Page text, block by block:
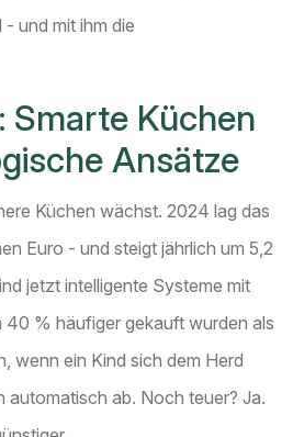
und mit ihm die
Smarte Küchen
Ansätze
Küchen wächst. 2024 lag das
Euro - und steigt jährlich um 5,2
jetzt intelligente Systeme mit
40 % häufiger gekauft wurden als
wenn ein Kind sich dem Herd
automatisch ab. Noch teuer? Ja.